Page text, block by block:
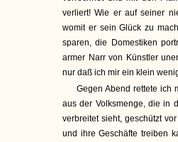
verliert! Wie er auf seiner
womit er sein Glück zu
sparen, die Domestiken
armer Narr von Künstler
nur daß ich mir ein klein
Gegen Abend rettete ich
aus der Volksmenge, die in
verbreitet sieht, geschützt
und ihre Geschäfte treiben